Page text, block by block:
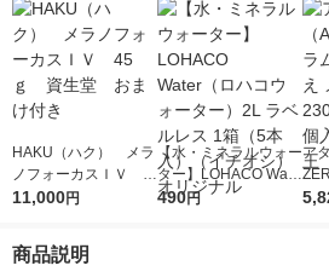
HAKU（ハク） メラ
ノフォーカスＩＶ 4
5ｇ 資生堂 おまけ
11,000円
【水・ミネラルウォー
ター】LOHACO Wate
r（ロハコウォータ
490円
ア
詰
商品説明